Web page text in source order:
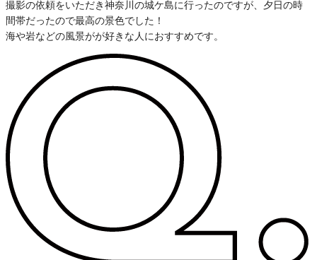
撮影の依頼をいただき神奈川の城ケ島に行ったのですが、夕日の時
間帯だったので最高の景色でした！
海や岩などの風景がが好きな人におすすめです。